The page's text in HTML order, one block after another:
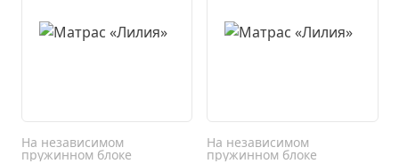
На независимом
пружинном блоке
На независимом
пружинном блоке